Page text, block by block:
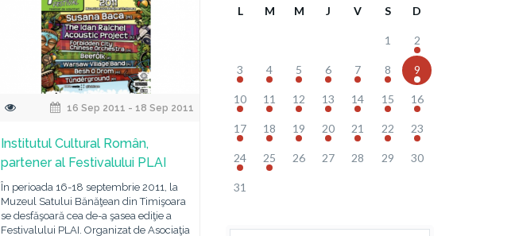
16 Sep 2011 - 18 Sep 2011
Institutul Cultural Român,
partener al Festivalului PLAI
În perioada 16-18 septembrie 2011, la
Muzeul Satului Bănăţean din Timişoara
se desfăşoară cea de-a şasea ediţie a
Festivalului PLAI. Organizat de Asociaţia
L M M J V S D
1 2
3 4 5 6 7 8 9
10 11 12 13 14 15 16
17 18 19 20 21 22 23
24 25 26 27 28 29 30
31